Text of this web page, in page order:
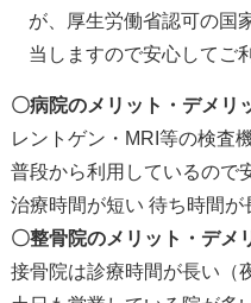
が、厚生労働省認可の国
当しますので安心してご
〇病院のメリット・デメリ
レントゲン・MRI等の検査
普段から利用しているので
治療時間が短い 待ち時間が
〇整骨院のメリット・デメ
接骨院は診療時間が長い（